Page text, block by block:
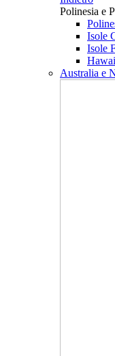
Polinesia e
Isole
Isole
Australia e